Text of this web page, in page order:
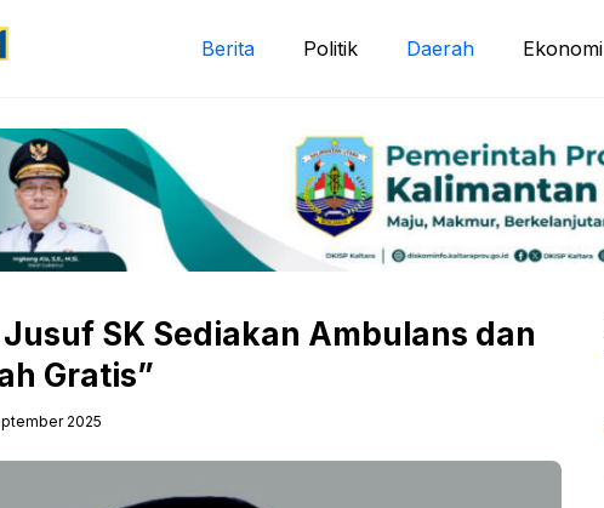
Berita Politik Daerah Ekonomi
Jusuf SK Sediakan Ambulans dan
Gratis”
2025